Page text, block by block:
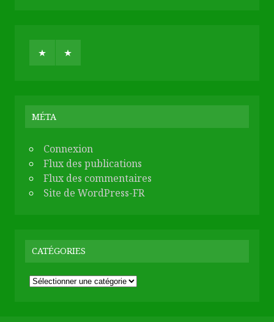
MÉTA
Connexion
Flux des publications
Flux des commentaires
Site de WordPress-FR
CATÉGORIES
Catégories